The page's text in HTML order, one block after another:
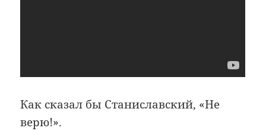
Как сказал бы Станиславский, «Не
верю!».